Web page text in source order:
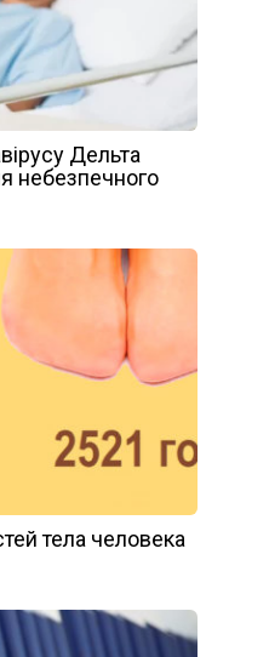
Дельта
небезпечного
тела человека